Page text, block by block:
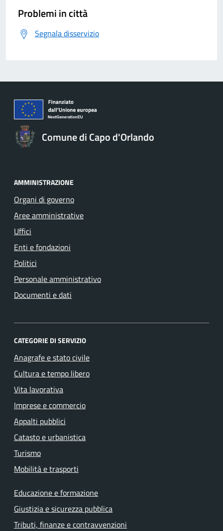
Problemi in città
Segnala disservizio
Comune di Capo d'Orlando
AMMINISTRAZIONE
Organi di governo
Aree amministrative
Uffici
Enti e fondazioni
Politici
Personale amministrativo
Documenti e dati
CATEGORIE DI SERVIZIO
Anagrafe e stato civile
Cultura e tempo libero
Vita lavorativa
Imprese e commercio
Appalti pubblici
Catasto e urbanistica
Turismo
Mobilità e trasporti
Educazione e formazione
Giustizia e sicurezza pubblica
Tributi, finanze e contravvenzioni